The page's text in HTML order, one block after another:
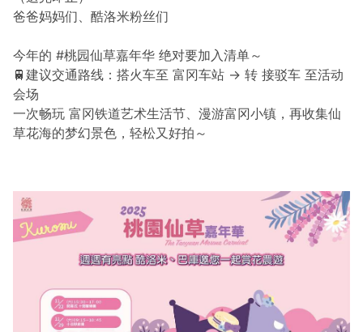
爸爸妈妈们、酷洛米粉丝们
今年的 #桃园仙草嘉年华 绝对要加入清单～
🚆建议交通路线：搭火车至 富冈车站 → 转 接驳车 至活动
会场
一次畅玩 富冈铁道艺术生活节、漫游富冈小镇，再收集仙
草花海的梦幻景色，轻松又好拍～